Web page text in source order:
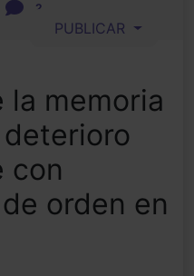
2
PUBLICAR
la memoria
con
orden en